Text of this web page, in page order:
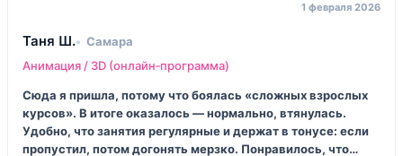
1 февраля 2026
Таня Ш.
Самара
Анимация / 3D (онлайн‑программа)
Сюда я пришла, потому что боялась «сложных взрослых
курсов». В итоге оказалось — нормально, втянулась.
Удобно, что занятия регулярные и держат в тонусе: если
пропустил, потом догонять мерзко. Понравилось, что